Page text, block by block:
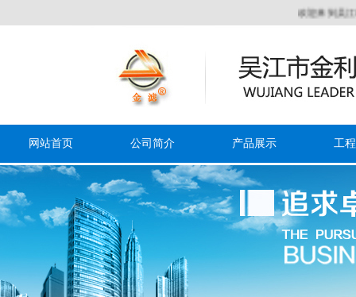
欢迎来到吴江市金
网站首页 公司简介 产品展示 工